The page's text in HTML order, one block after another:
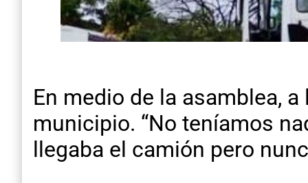
En medio de la asamblea,
municipio. “No teníamos
llegaba el camión pero